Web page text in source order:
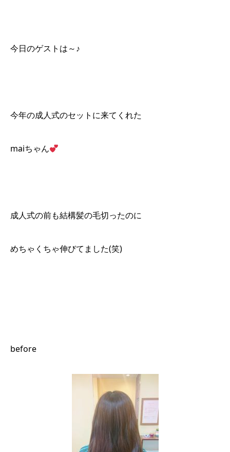
今日のゲストは～♪
今年の成人式のセットに来てくれた
maiちゃん
成人式の前も結構髪の毛切ったのに
めちゃくちゃ伸びてました(笑)
before